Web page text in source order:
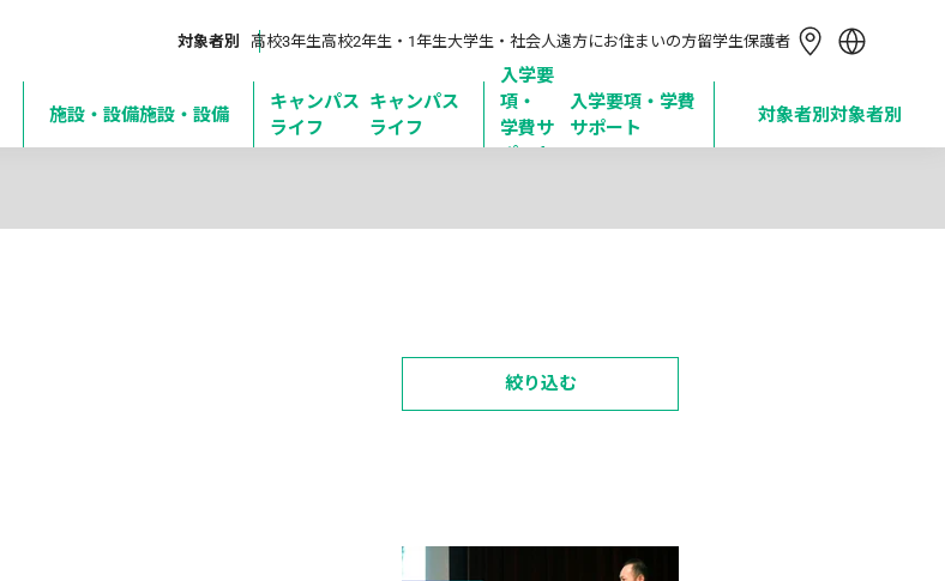
対象者別 高校3年生高校2年生・1年生大学生・社会人遠方にお住まいの方留学生保護者
简体中文
繁體中文
Tiếng Việt
Bahasa Indonesia
施設・設備施設・設備
キャンパス
ライフ
キャンパス
ライフ
入学要
項・
学費サ
ポート
入学要項・学費
サポート
対象者別 対象者別
絞り込む